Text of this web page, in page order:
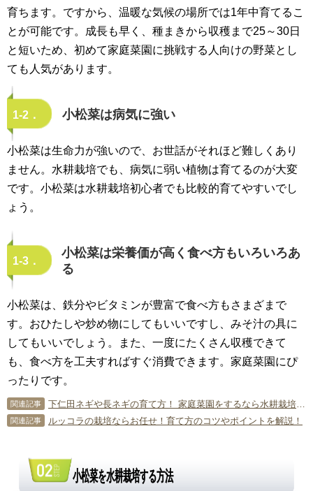
育ちます。ですから、温暖な気候の場所では1年中育てるこ
とが可能です。成長も早く、種まきから収穫まで25～30日
と短いため、初めて家庭菜園に挑戦する人向けの野菜とし
ても人気があります。
1-2． 小松菜は病気に強い
小松菜は生命力が強いので、お世話がそれほど難しくあり
ません。水耕栽培でも、病気に弱い植物は育てるのが大変
です。小松菜は水耕栽培初心者でも比較的育てやすいでし
ょう。
1-3．
小松菜は栄養価が高く食べ方もいろいろあ
る
小松菜は、鉄分やビタミンが豊富で食べ方もさまざまで
す。おひたしや炒め物にしてもいいですし、みそ汁の具に
してもいいでしょう。また、一度にたくさん収穫できて
も、食べ方を工夫すればすぐ消費できます。家庭菜園にぴ
ったりです。
関連記事
関連記事 ルッコラの栽培ならお任せ！育て方のコツやポイントを解説！
小松菜を水耕栽培する方法